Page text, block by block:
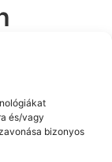
és/vagy
bizonyos